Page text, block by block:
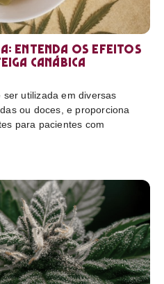
entenda os efeitos
canábica
utilizada em diversas
ou doces, e proporciona
para pacientes com